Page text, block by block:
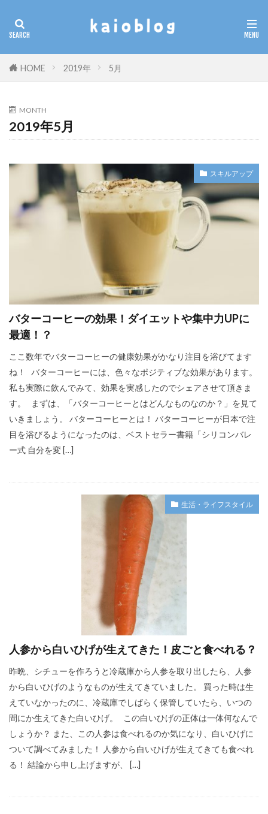
HOME 2019年 5月
MONTH
2019年5月
スキルアップ
バターコーヒーの効果！ダイエットや集中力UPに
最適！？
ここ数年でバターコーヒーの健康効果がかなり注目を浴びてます
ね！ バターコーヒーには、色々なポジティブな効果があります。
私も実際に飲んでみて、効果を実感したのでシェアさせて頂きま
す。 まずは、「バターコーヒーとはどんなものなのか？」を見て
いきましょう。 バターコーヒーとは！ バターコーヒーが日本で注
目を浴びるようになったのは、ベストセラー書籍「シリコンバレ
ー式 自分を変 […]
生活・ライフスタイル
人参から白いひげが生えてきた！皮ごと食べれる？
昨晩、シチューを作ろうと冷蔵庫から人参を取り出したら、人参
から白いひげのようなものが生えてきていました。 買った時は生
えていなかったのに、冷蔵庫でしばらく保管していたら、いつの
間にか生えてきた白いひげ。 この白いひげの正体は一体何なんで
しょうか？ また、この人参は食べれるのか気になり、白いひげに
ついて調べてみました！ 人参から白いひげが生えてきても食べれ
る！ 結論から申し上げますが、 […]